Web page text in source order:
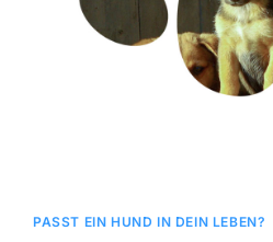
PASST EIN HUND IN DEIN LEBEN?